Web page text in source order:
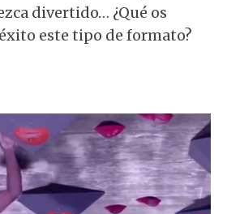
divertido… ¿Qué os
este tipo de formato?⁣